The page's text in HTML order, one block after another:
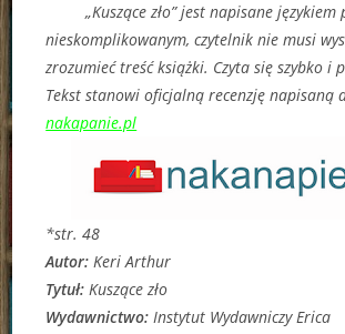
„Kuszące zło” jest napisane językiem
nieskomplikowanym, czytelnik nie musi
zrozumieć treść książki. Czyta się szybko i
Tekst stanowi oficjalną recenzję napisaną
nakapanie.pl
*str. 48
Autor: Keri Arthur
Tytuł: Kuszące zło
Wydawnictwo: Instytut Wydawniczy Erica